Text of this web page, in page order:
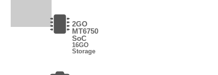
2GO
MT6750
SoC
16GO
Storage